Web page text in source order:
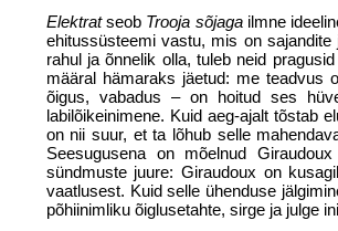
Elektratseob Trooja sõjaga ilmne
ehitussüsteemi vastu, mis on
rahul ja õnnelik olla, tuleb neid
määral hämaraks jäetud: me teadvus
õigus, vabadus – on hoitud ses
labilõikeinimene. Kuid aeg-ajalt tõstab
on nii suur, et ta lõhub selle
Seesugusena on mõelnud
sündmuste juure: Giraudoux on
vaatlusest. Kuid selle ühenduse
põhiinimliku õiglusetahte, sirge ja julge